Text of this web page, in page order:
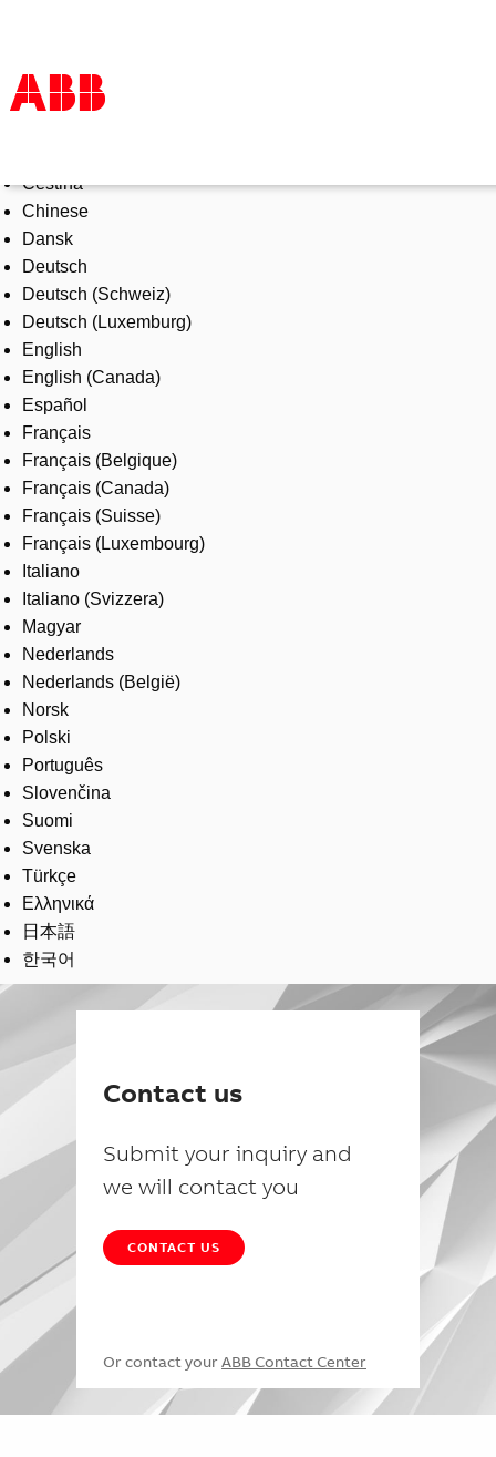
Products & Solutions
Industries
Services
About us
Where to buy
Contact us
Careers
Čeština
Chinese
Dansk
Deutsch
Deutsch (Schweiz)
Deutsch (Luxemburg)
English
English (Canada)
Español
Français
Français (Belgique)
Français (Canada)
Français (Suisse)
Français (Luxembourg)
Italiano
Italiano (Svizzera)
Magyar
Nederlands
Nederlands (België)
Norsk
Polski
Português
Slovenčina
Suomi
Svenska
Türkçe
Ελληνικά
日本語
한국어
Contact us
Submit your inquiry and
we will contact you
CONTACT US
Or contact your ABB Contact Center